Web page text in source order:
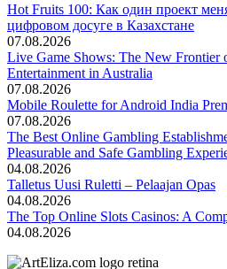
Hot Fruits 100: Как один проект
цифровом досуге в Казахстане
07.08.2026
Live Game Shows: The New Frontier
Entertainment in Australia
07.08.2026
Mobile Roulette for Android India
07.08.2026
The Best Online Gambling
Pleasurable and Safe Gambling
04.08.2026
Talletus Uusi Ruletti – Pelaajan Opas
04.08.2026
The Top Online Slots Casinos: A
04.08.2026